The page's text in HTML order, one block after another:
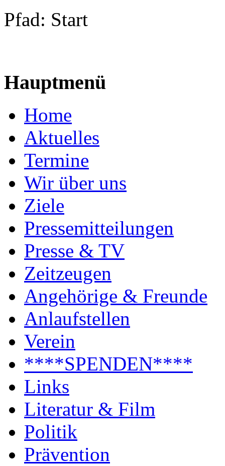
Pfad: Start
Hauptmenü
Home
Aktuelles
Termine
Wir über uns
Ziele
Pressemitteilungen
Presse & TV
Zeitzeugen
Angehörige & Freunde
Anlaufstellen
Verein
****SPENDEN****
Links
Literatur & Film
Politik
Prävention